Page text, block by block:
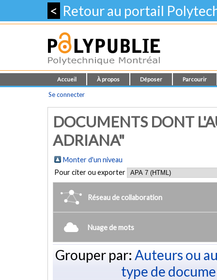
< Retour au portail
Accueil À propos Déposer Parcourir
Se connecter
DOCUMENTS DONT
ADRIANA"
Monter d'un niveau
Pour citer ou exporter
Réseau de collaboration
Nuage de mots
Grouper par: Auteurs ou
type de